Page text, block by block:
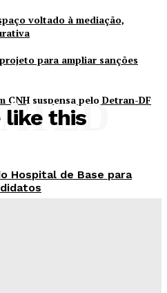
voltado à mediação,
para ampliar sanções
CNH suspensa pelo Detran-DF
like this
Hospital de Base para